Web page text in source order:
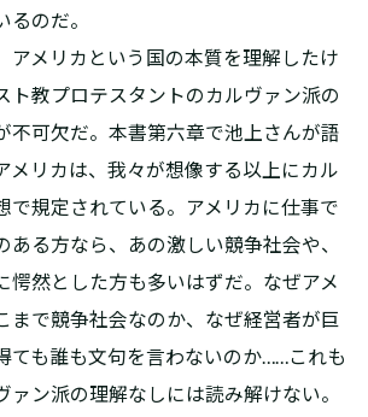
るのだ。
メリカという国の本質を理解したけ
ト教プロテスタントのカルヴァン派の
不可欠だ。本書第六章で池上さんが語
メリカは、我々が想像する以上にカル
で規定されている。アメリカに仕事で
ある方なら、あの激しい競争社会や、
愕然とした方も多いはずだ。なぜアメ
まで競争社会なのか、なぜ経営者が巨
ても誰も文句を言わないのか……これも
ァン派の理解なしには読み解けない。